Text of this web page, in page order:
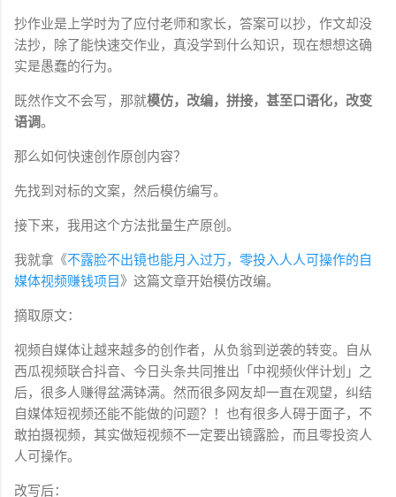
抄作业是上学时为了应付老师和家长，答案可以抄，作文却没
法抄，除了能快速交作业，真没学到什么知识，现在想想这确
实是愚蠢的行为。
既然作文不会写，那就模仿，改编，拼接，甚至口语化，改变
语调。
那么如何快速创作原创内容？
先找到对标的文案，然后模仿编写。
接下来，我用这个方法批量生产原创。
我就拿《不露脸不出镜也能月入过万，零投入人人可操作的自
媒体视频赚钱项目 》这篇文章开始模仿改编。
摘取原文：
视频自媒体让越来越多的创作者，从负翁到逆袭的转变。自从
西瓜视频联合抖音、今日头条共同推出「中视频伙伴计划」之
后，很多人赚得盆满钵满。然而很多网友却一直在观望，纠结
自媒体短视频还能不能做的问题？！也有很多人碍于面子，不
敢拍摄视频，其实做短视频不一定要出镜露脸，而且零投资人
人可操作。
改写后：